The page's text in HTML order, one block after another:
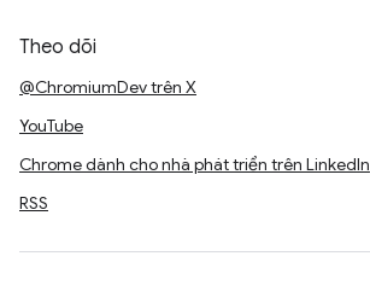
Theo dõi
@ChromiumDev trên X
YouTube
Chrome dành cho nhà phát triển trên LinkedIn
RSS